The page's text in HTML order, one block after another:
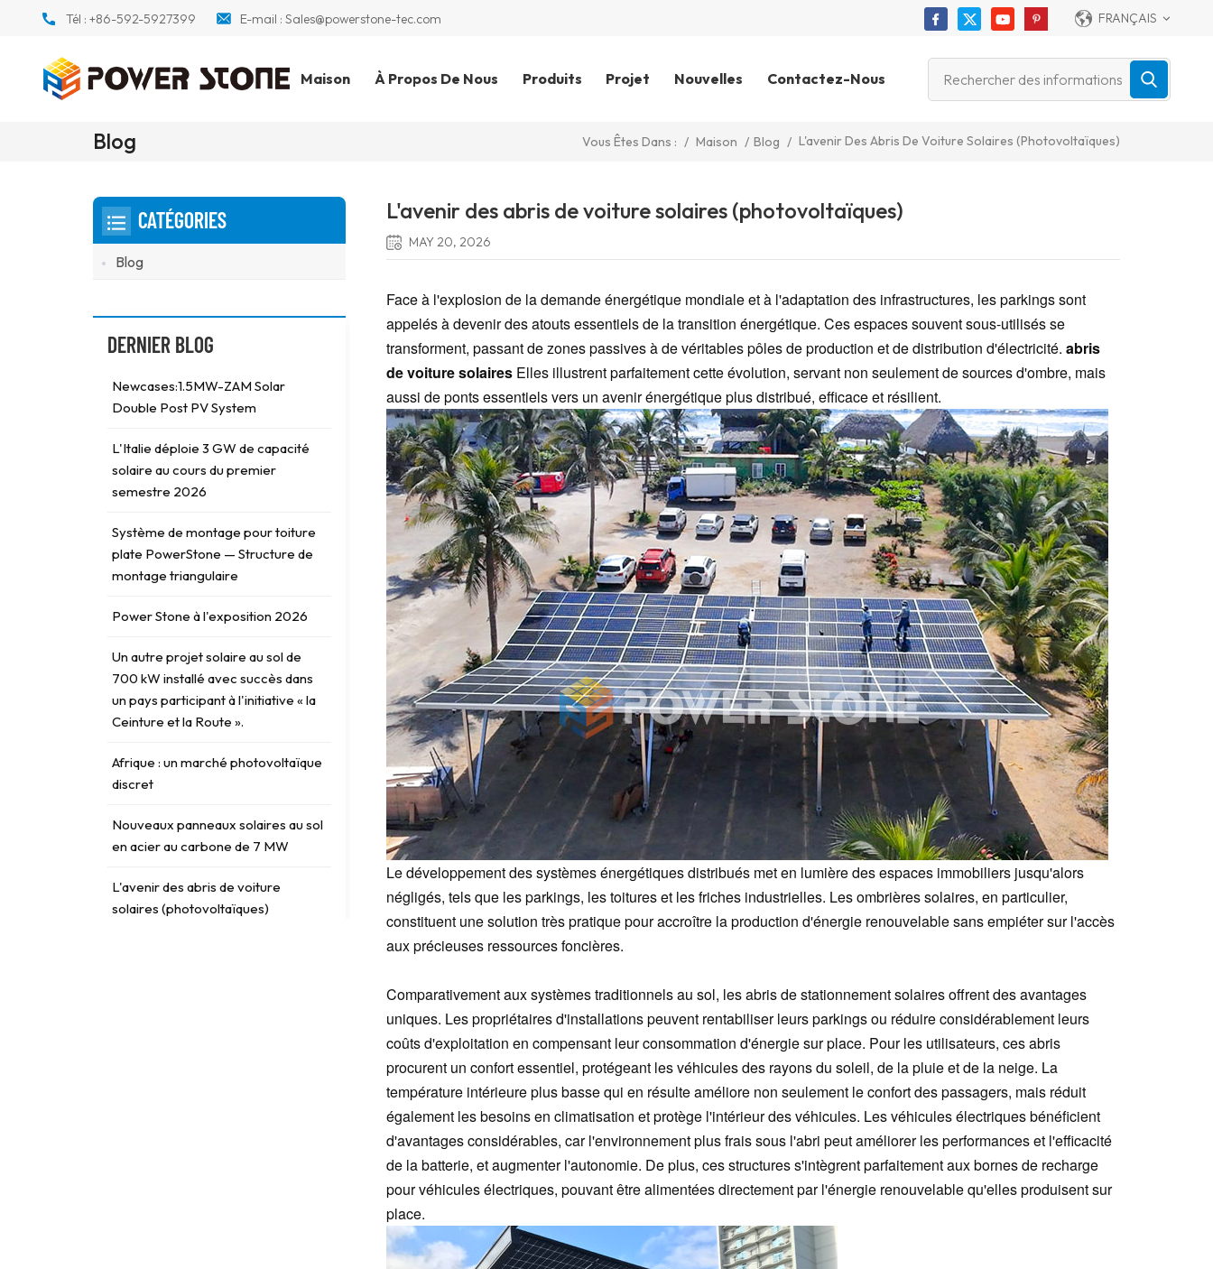
Tél :+86-592-5927399 E-mail : Sales@powerstone-tec.com FRANÇAIS
Maison À Propos De Nous Produits Projet Nouvelles Contactez-Nous
Blog Vous Êtes Dans : / Maison / Blog / L'avenir Des Abris De Voiture Solaires (photovoltaïques)
L'avenir des abris de voiture solaires (photovoltaïques)
MAY 20, 2026
Face à l'explosion de la demande énergétique mondiale et à l'adaptation des infrastructures, les parkings sont
appelés à devenir des atouts essentiels de la transition énergétique. Ces espaces souvent sous-utilisés se
transforment, passant de zones passives à de véritables pôles de production et de distribution d'électricité. abris
de voiture solairesElles illustrent parfaitement cette évolution, servant non seulement de sources d'ombre, mais
aussi de ponts essentiels vers un avenir énergétique plus distribué, efficace et résilient.
Le développement des systèmes énergétiques distribués met en lumière des espaces immobiliers jusqu'alors
négligés, tels que les parkings, les toitures et les friches industrielles. Les ombrières solaires, en particulier,
constituent une solution très pratique pour accroître la production d'énergie renouvelable sans empiéter sur l'accès
aux précieuses ressources foncières.
Comparativement aux systèmes traditionnels au sol, les abris de stationnement solaires offrent des avantages
uniques. Les propriétaires d'installations peuvent rentabiliser leurs parkings ou réduire considérablement leurs
coûts d'exploitation en compensant leur consommation d'énergie sur place. Pour les utilisateurs, ces abris
procurent un confort essentiel, protégeant les véhicules des rayons du soleil, de la pluie et de la neige. La
température intérieure plus basse qui en résulte améliore non seulement le confort des passagers, mais réduit
également les besoins en climatisation et protège l'intérieur des véhicules. Les véhicules électriques bénéficient
d'avantages considérables, car l'environnement plus frais sous l'abri peut améliorer les performances et l'efficacité
de la batterie, et augmenter l'autonomie. De plus, ces structures s'intègrent parfaitement aux bornes de recharge
pour véhicules électriques, pouvant être alimentées directement par l'énergie renouvelable qu'elles produisent sur
place.
CATÉGORIES
Blog
DERNIER BLOG
Newcases:1.5MW-ZAM Solar
Double Post PV System
L'Italie déploie 3 GW de capacité
solaire au cours du premier
semestre 2026
Système de montage pour toiture
plate PowerStone — Structure de
montage triangulaire
Power Stone à l'exposition 2026
Un autre projet solaire au sol de
700 kW installé avec succès dans
un pays participant à l'initiative « la
Ceinture et la Route ».
Afrique : un marché photovoltaïque
discret
Nouveaux panneaux solaires au sol
en acier au carbone de 7 MW
L'avenir des abris de voiture
solaires (photovoltaïques)